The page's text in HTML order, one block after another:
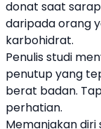
donat saat
daripada orang
karbohidrat.
Penulis studi
penutup yang
berat badan.
perhatian.
Memanjakan